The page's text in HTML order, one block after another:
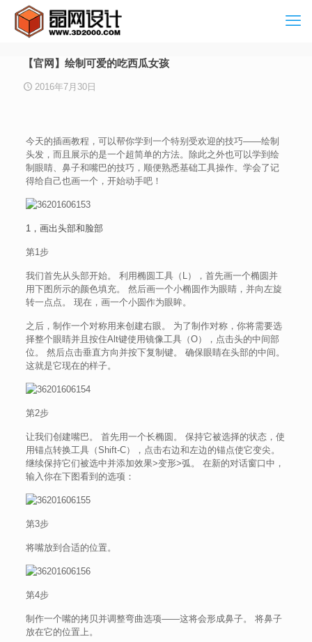
【官网】绘制可爱的吃西瓜女孩
2016年7月30日
今天的插画教程，可以帮你学到一个特别受欢迎的技巧——绘制
头发，而且展示的是一个超简单的方法。除此之外也可以学到绘
制眼睛、鼻子和嘴巴的技巧，顺便熟悉基础工具操作。学会了记
得给自己也画一个，开始动手吧！
1，画出头部和脸部
第1步
我们首先从头部开始。 利用椭圆工具（L），首先画一个椭圆并
用下图所示的颜色填充。 然后画一个小椭圆作为眼睛，并向左旋
转一点点。 现在，画一个小圆作为眼眸。
之后，制作一个对称用来创建右眼。 为了制作对称，你将需要选
择整个眼睛并且按住Alt键使用镜像工具（O），点击头的中间部
位。 然后点击垂直方向并按下复制键。 确保眼睛在头部的中间。
这就是它现在的样子。
第2步
让我们创建嘴巴。 首先用一个长椭圆。 保持它被选择的状态，使
用锚点转换工具（Shift-C），点击右边和左边的锚点使它变尖。
继续保持它们被选中并添加效果>变形>弧。 在新的对话窗口中，
输入你在下图看到的选项：
第3步
将嘴放到合适的位置。
第4步
制作一个嘴的拷贝并调整弯曲选项——这将会形成鼻子。 将鼻子
放在它的位置上。